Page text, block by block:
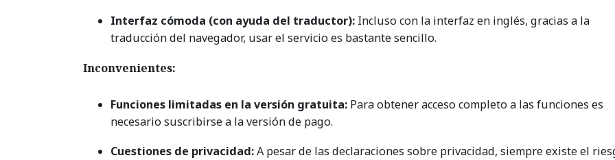
Interfaz cómoda (con ayuda del traductor): Incluso con la interfaz en inglés, gracias a la
traducción del navegador, usar el servicio es bastante sencillo.
Inconvenientes:
Funciones limitadas en la versión gratuita: Para obtener acceso completo a las funciones es
necesario suscribirse a la versión de pago.
Cuestiones de privacidad:A pesar de las declaraciones sobre privacidad, siempre existe el